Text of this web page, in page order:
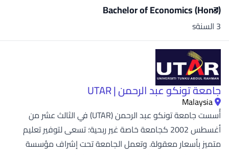
Bachelor of Economics (Hons)
3 السنةs
جامعة تونكو عبد الرحمن | UTAR
Malaysia
أُسست جامعة تونكو عبد الرحمن (UTAR) في الثالث عشر من
أغسطس 2002 كجامعة خاصة غير ربحية؛ تسعى لتوفير تعليم
متميز بأسعار معقولة. وتعمل الجامعة تحت إشراف مؤسسة